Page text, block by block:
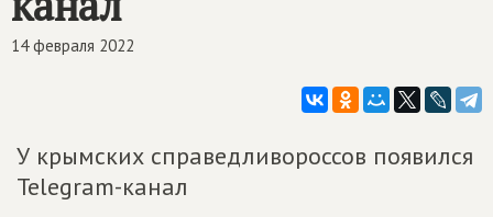
14 февраля 2022
У крымских справедливороссов появился
Telegram-канал